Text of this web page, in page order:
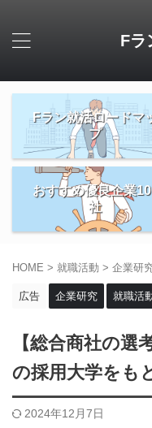
Fラ
Fラン就活ロードマ
プ
おすすめ優良企業
社
HOME > 就職活動 > 企業研
広告 企業研究 就職活
【総合商社の選
の採用大学をも
2024年12月7日